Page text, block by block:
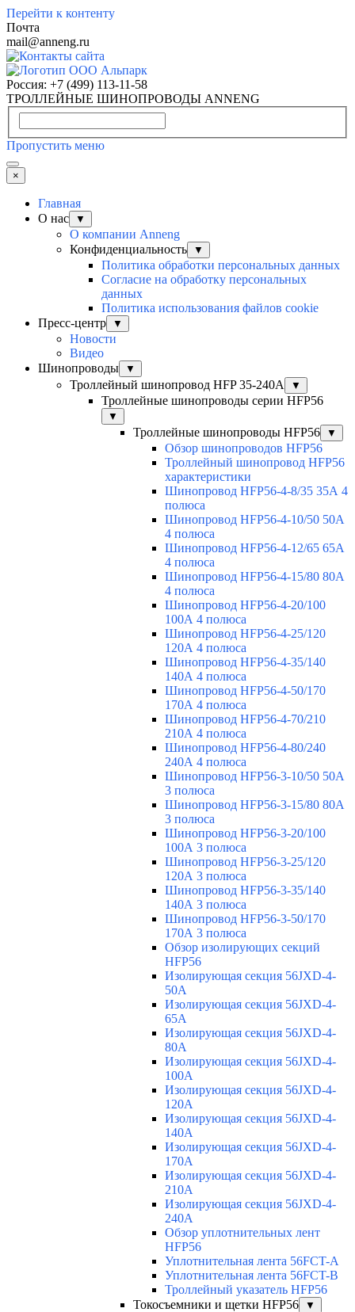
Перейти к контенту
Почта
mail@anneng.ru
Россия: +7 (499) 113-11-58
ТРОЛЛЕЙНЫЕ ШИНОПРОВОДЫ ANNENG
Пропустить меню
×
Главная
О нас
▼
О компании Anneng
Конфиденциальность
▼
Политика обработки персональных данных
Согласие на обработку персональных
данных
Политика использования файлов cookie
Пресс-центр
▼
Новости
Видео
Шинопроводы
▼
Троллейный шинопровод HFP 35-240А ▼
Троллейные шинопроводы серии HFP56
▼
Троллейные шинопроводы HFP56 ▼
Обзор шинопроводов HFP56
Троллейный шинопровод HFP56
характеристики
Шинопровод HFP56-4-8/35 35А 4
полюса
Шинопровод HFP56-4-10/50 50А
4 полюса
Шинопровод HFP56-4-12/65 65А
4 полюса
Шинопровод HFP56-4-15/80 80А
4 полюса
Шинопровод HFP56-4-20/100
100А 4 полюса
Шинопровод HFP56-4-25/120
120А 4 полюса
Шинопровод HFP56-4-35/140
140А 4 полюса
Шинопровод HFP56-4-50/170
170А 4 полюса
Шинопровод HFP56-4-70/210
210А 4 полюса
Шинопровод HFP56-4-80/240
240А 4 полюса
Шинопровод HFP56-3-10/50 50А
3 полюса
Шинопровод HFP56-3-15/80 80А
3 полюса
Шинопровод HFP56-3-20/100
100А 3 полюса
Шинопровод HFP56-3-25/120
120А 3 полюса
Шинопровод HFP56-3-35/140
140А 3 полюса
Шинопровод HFP56-3-50/170
170А 3 полюса
Обзор изолирующих секций
HFP56
Изолирующая секция 56JXD-4-
50A
Изолирующая секция 56JXD-4-
65A
Изолирующая секция 56JXD-4-
80A
Изолирующая секция 56JXD-4-
100A
Изолирующая секция 56JXD-4-
120A
Изолирующая секция 56JXD-4-
140A
Изолирующая секция 56JXD-4-
170A
Изолирующая секция 56JXD-4-
210A
Изолирующая секция 56JXD-4-
240A
Обзор уплотнительных лент
HFP56
Уплотнительная лента 56FCT-A
Уплотнительная лента 56FCT-B
Троллейный указатель HFP56
Токосъемники и щетки HFP56
▼